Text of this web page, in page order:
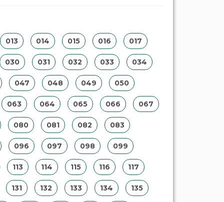
013 014 015 016 017
030 031 032 033 034
047 048 049 050
063 064 065 066 067
080 081 082 083
096 097 098 099
113 114 115 116 117
131 132 133 134 135